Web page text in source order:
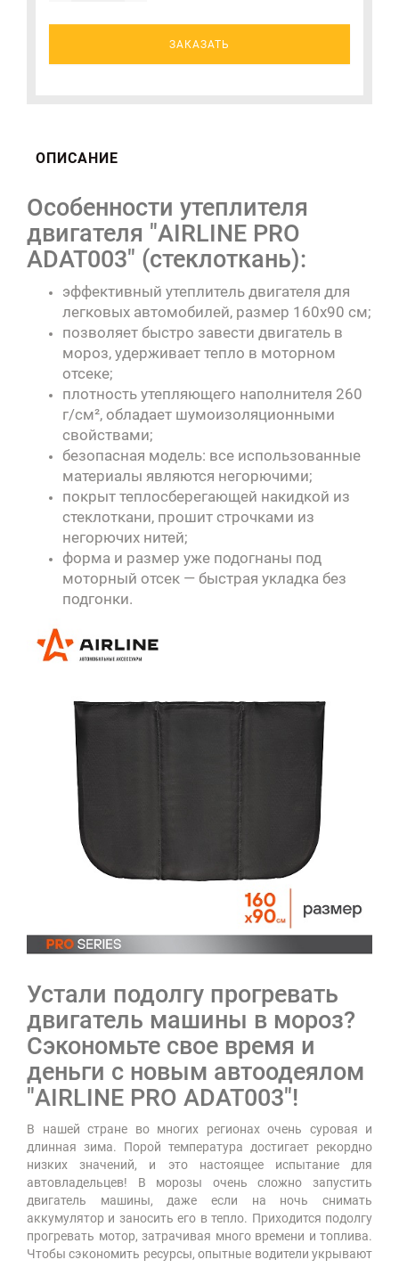
ЗАКАЗАТЬ
ОПИСАНИЕ
Особенности утеплителя
двигателя "AIRLINE PRO
ADAT003" (стеклоткань):
эффективный утеплитель двигателя для
легковых автомобилей, размер 160х90 см;
позволяет быстро завести двигатель в
мороз, удерживает тепло в моторном
отсеке;
плотность утепляющего наполнителя 260
г/см², обладает шумоизоляционными
свойствами;
безопасная модель: все использованные
материалы являются негорючими;
покрыт теплосберегающей накидкой из
стеклоткани, прошит строчками из
негорючих нитей;
форма и размер уже подогнаны под
моторный отсек — быстрая укладка без
подгонки.
Устали подолгу прогревать
двигатель машины в мороз?
Сэкономьте свое время и
деньги с новым автоодеялом
"AIRLINE PRO ADAT003"!
В нашей стране во многих регионах очень суровая и
длинная зима. Порой температура достигает рекордно
низких значений, и это настоящее испытание для
автовладельцев! В морозы очень сложно запустить
двигатель машины, даже если на ночь снимать
аккумулятор и заносить его в тепло. Приходится подолгу
прогревать мотор, затрачивая много времени и топлива.
Чтобы сэкономить ресурсы, опытные водители укрывают